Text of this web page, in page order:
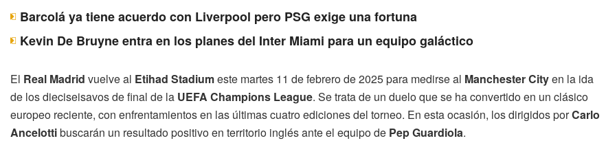
Barcolá ya tiene acuerdo con Liverpool pero PSG exige una fortuna
Kevin De Bruyne entra en los planes del Inter Miami para un equipo galáctico
El Real Madrid vuelve al Etihad Stadiumeste martes 11 de febrero de 2025 para medirse al Manchester Cityen la ida
de los dieciseisavos de final de la UEFA Champions League. Se trata de un duelo que se ha convertido en un clásico
europeo reciente, con enfrentamientos en las últimas cuatro ediciones del torneo. En esta ocasión, los dirigidos porCarlo
Ancelottibuscarán un resultado positivo en territorio inglés ante el equipo de Pep Guardiola.